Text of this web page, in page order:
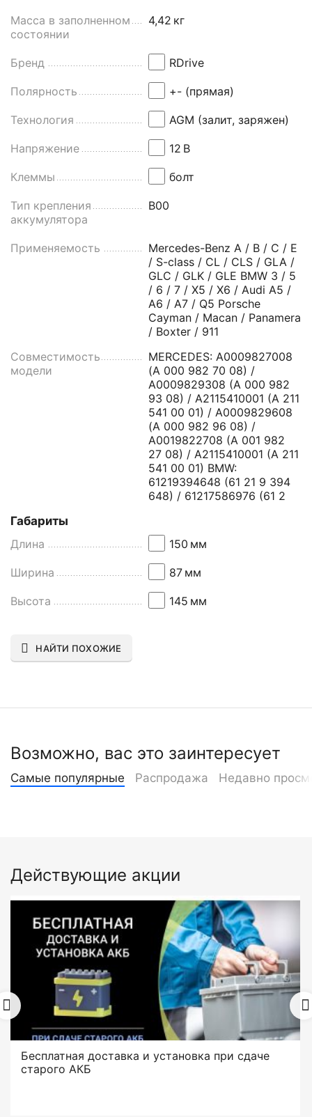
Масса в заполненном
состоянии
4,42 кг
Бренд RDrive
Полярность +- (прямая)
Технология AGM (залит, заряжен)
Напряжение 12 В
Клеммы болт
Тип крепления
аккумулятора
B00
Применяемость
Mercedes-Benz A / B / C / E
/ S-class / CL / CLS / GLA /
GLC / GLK / GLE BMW 3 / 5
/ 6 / 7 / X5 / X6 / Audi A5 /
A6 / A7 / Q5 Porsche
Cayman / Macan / Panamera
/ Boxter / 911
Совместимость
модели
MERCEDES: A0009827008
(A 000 982 70 08) /
А0009829308 (А 000 982
93 08) / А2115410001 (А 211
541 00 01) / А0009829608
(А 000 982 96 08) /
А0019822708 (А 001 982
27 08) / A2115410001 (A 211
541 00 01) BMW:
61219394648 (61 21 9 394
648) / 61217586976 (61 2
Габариты
Длина
150 мм
Ширина 87 мм
Высота 145 мм
НАЙТИ ПОХОЖИЕ
Возможно, вас это заинтересует
Самые популярные Распродажа Недавно
Действующие акции
Бесплатная доставка и установка при сдаче
старого АКБ